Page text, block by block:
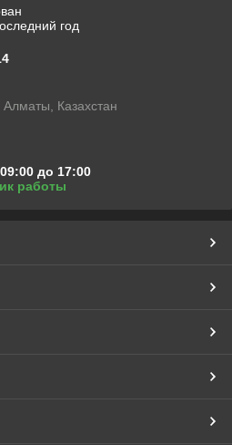
год
Казахстан
до 17:00
работы